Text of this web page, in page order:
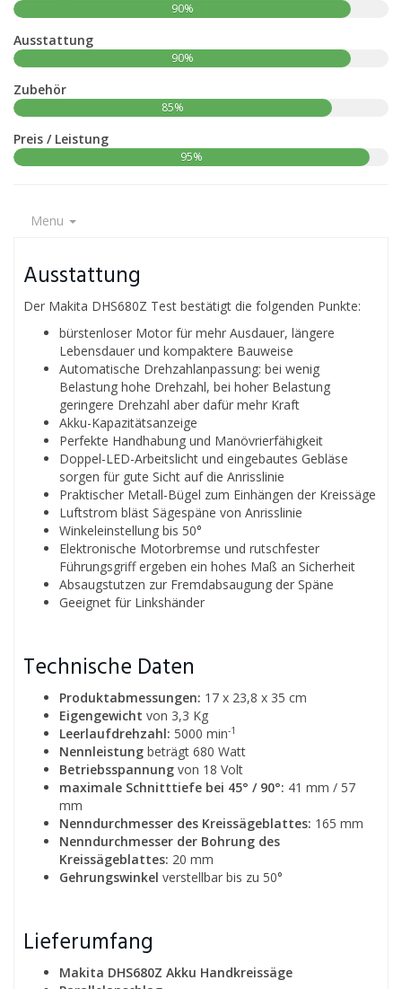
90%
Ausstattung
90%
Zubehör
85%
Preis / Leistung
95%
Menu
Ausstattung
Der Makita DHS680Z Test bestätigt die folgenden Punkte:
bürstenloser Motor für mehr Ausdauer, längere
Lebensdauer und kompaktere Bauweise
Automatische Drehzahlanpassung: bei wenig
Belastung hohe Drehzahl, bei hoher Belastung
geringere Drehzahl aber dafür mehr Kraft
Akku-Kapazitätsanzeige
Perfekte Handhabung und Manövrierfähigkeit
Doppel-LED-Arbeitslicht und eingebautes Gebläse
sorgen für gute Sicht auf die Anrisslinie
Praktischer Metall-Bügel zum Einhängen der Kreissäge
Luftstrom bläst Sägespäne von Anrisslinie
Winkeleinstellung bis 50°
Elektronische Motorbremse und rutschfester
Führungsgriff ergeben ein hohes Maß an Sicherheit
Absaugstutzen zur Fremdabsaugung der Späne
Geeignet für Linkshänder
Technische Daten
Produktabmessungen: 17 x 23,8 x 35 cm
Eigengewicht von 3,3 Kg
Leerlaufdrehzahl: 5000 min-1
Nennleistung beträgt 680 Watt
Betriebsspannung von 18 Volt
maximale Schnitttiefe bei 45° / 90°: 41 mm / 57
mm
Nenndurchmesser des Kreissägeblattes: 165 mm
Nenndurchmesser der Bohrung des
Kreissägeblattes: 20 mm
Gehrungswinkel verstellbar bis zu 50°
Lieferumfang
Makita DHS680Z Akku Handkreissäge